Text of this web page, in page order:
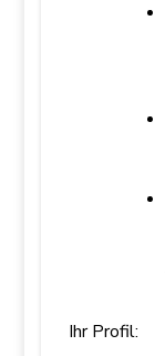
Ihr Profil: